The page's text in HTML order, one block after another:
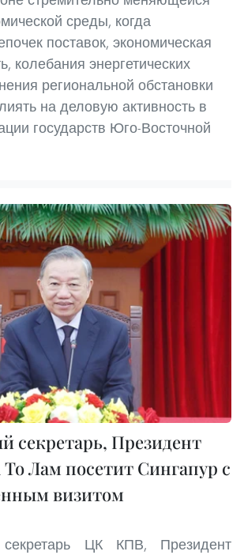
среды, когда
поставок, экономическая
колебания энергетических
региональной обстановки
на деловую активность в
государств Юго-Восточной
секретарь, Президент
То Лам посетит Сингапур с
визитом
секретарь ЦК КПВ, Президент